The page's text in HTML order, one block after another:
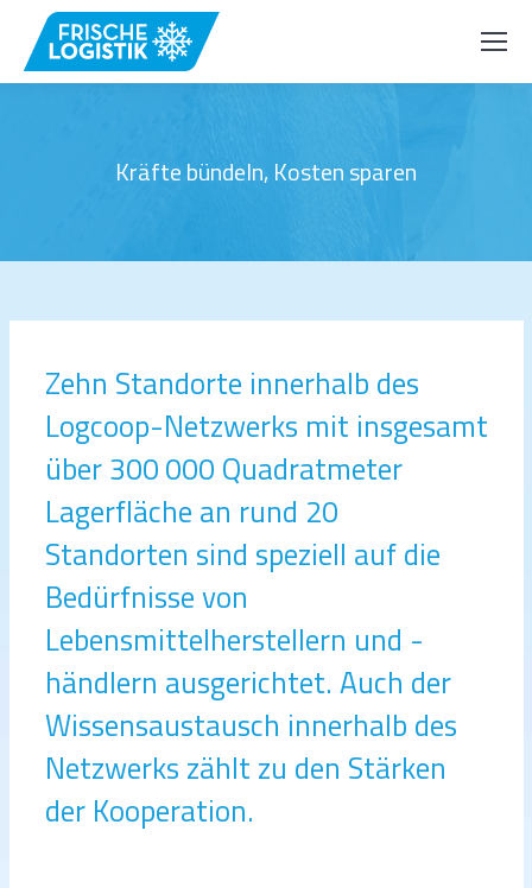
Kräfte bündeln, Kosten sparen
Zehn Standorte innerhalb des
Logcoop-Netzwerks mit insgesamt
über 300 000 Quadratmeter
Lagerfläche an rund 20
Standorten sind speziell auf die
Bedürfnisse von
Lebensmittelherstellern und -
händlern ausgerichtet. Auch der
Wissensaustausch innerhalb des
Netzwerks zählt zu den Stärken
der Kooperation.